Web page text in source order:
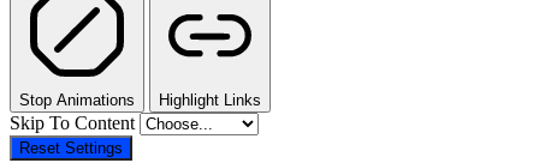
Stop Animations Highlight Links
Skip To Content
Reset Settings